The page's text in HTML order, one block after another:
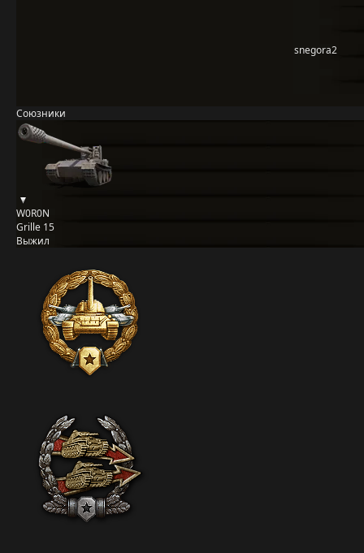
snegora2
Союзники
W0R0N
Grille 15
Выжил